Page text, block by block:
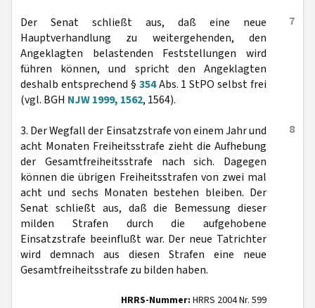
7
Der Senat schließt aus, daß eine neue
Hauptverhandlung zu weitergehenden, den
Angeklagten belastenden Feststellungen wird
führen können, und spricht den Angeklagten
deshalb entsprechend § 354Abs. 1 StPO selbst frei
(vgl. BGH NJW 1999, 1562, 1564).
8
3. Der Wegfall der Einsatzstrafe von einem Jahr und
acht Monaten Freiheitsstrafe zieht die Aufhebung
der Gesamtfreiheitsstrafe nach sich. Dagegen
können die übrigen Freiheitsstrafen von zwei mal
acht und sechs Monaten bestehen bleiben. Der
Senat schließt aus, daß die Bemessung dieser
milden Strafen durch die aufgehobene
Einsatzstrafe beeinflußt war. Der neue Tatrichter
wird demnach aus diesen Strafen eine neue
Gesamtfreiheitsstrafe zu bilden haben.
HRRS-Nummer: HRRS 2004 Nr. 599